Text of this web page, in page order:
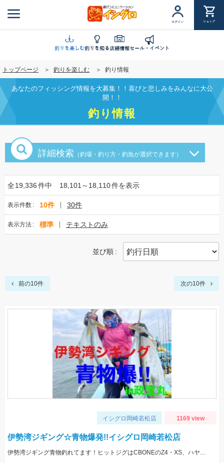
ン
に
移
動
ログイン ショップ
釣りを楽しむ釣りを知る店舗情報セール・イベント
トップページ 釣りを楽しむ 釣り情報
あなたのフィッシング情報を大募集！！喜びと悲しみをみんなに大公
開！！
釣り情報
詳細検索 （釣場・釣り方・釣魚が選択できます）
全19,336件中 18,101～18,110件を表示
表示件数 10件 30件
表示方法 標準 テキストのみ
並び順
前の10件 次の10件
イシグロ岡崎若松店 1169 view
伊勢湾ジギング☆青物爆発!!イシグロ岡崎若松店
伊勢湾ジギング青物釣れてます！ヒットジグはCBONEのZ4・XS、ハヤブサのスイッチなどなど！